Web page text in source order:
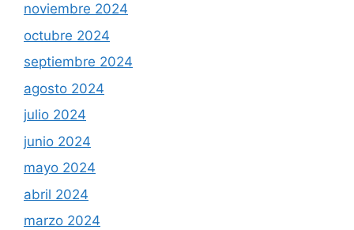
noviembre 2024
octubre 2024
septiembre 2024
agosto 2024
julio 2024
junio 2024
mayo 2024
abril 2024
marzo 2024